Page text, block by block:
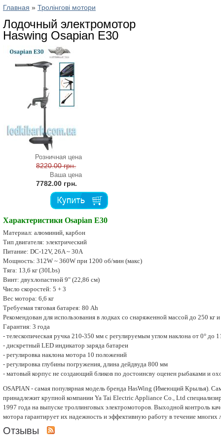
Главная » Тролінгові мотори
Лодочный электромотор
Haswing Osapian Е30
Розничная цена
8220.00 грн.
Ваша цена
7782.00 грн.
Характеристики Osapian E30
Материал: алюминий, карбон
Тип двигателя: электрический
Питание: DC-12V, 26A ~ 30A
Мощность: 312W ~ 360W при 1200 об/мин (макс)
Тяга: 13,6 кг (30Lbs)
Винт: двухлопастной 9" (22,86 см)
Число скоростей: 5 + 3
Вес мотора: 6,6 кг
Требуемая тяговая батарея: 80 Ah
Рекомендован для использования в лодках со снаряженной массой до 250 кг
Гарантия: 3 года
- телескопическая ручка 210-350 мм с регулируемым углом наклона от 0° до
- дискретный LED индикатор заряда батареи
- регулировка наклона мотора 10 положений
- регулировка глубины погружения, длина дейдвуда 800 мм
- матовый корпус не создающий бликов по достоинсву оценен рыбаками и
OSAPIAN - самая популярная модель бренда HasWing (Имеющий Крылья).
принадлежит крупной компании Ya Tai Electric Appliance Co., Ltd
1997 года на выпуске троллинговых электромоторов. Выходной контроль
мотора гарантирует их надежность и эффективную работу в течение многих
Отзывы